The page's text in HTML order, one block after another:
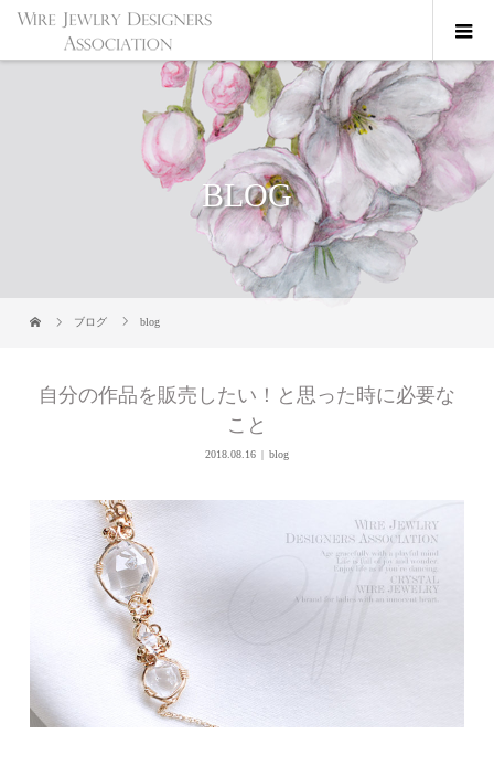
BLOG
ブログ blog
自分の作品を販売したい！と思った時に必要な
こと
2018.08.16 blog